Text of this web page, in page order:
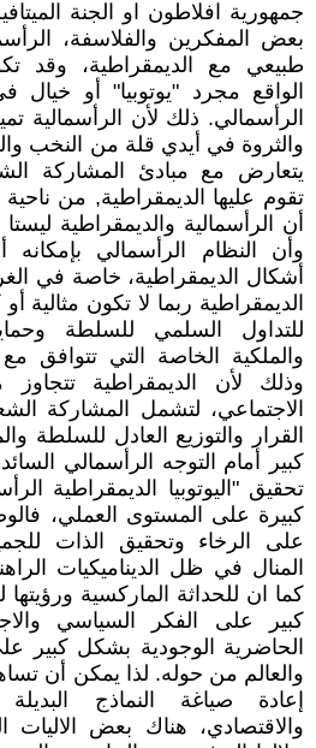
جمهورية افلاطون او الجنة
بعض المفكرين والفلاسفة،
طبيعي مع الديمقراطية، وقد
الواقع مجرد "يوتوبيا" أو
الرأسمالي. ذلك لأن الرأسمالية
والثروة في أيدي قلة من النخب
يتعارض مع مبادئ المشاركة
تقوم عليها الديمقراطية, من
أن الرأسمالية والديمقراطية
وأن النظام الرأسمالي
أشكال الديمقراطية، خاصة في
الديمقراطية ربما لا تكون مثالية
للتداول السلمي للسلطة
والملكية الخاصة التي تتوافق مع
وذلك لأن الديمقراطية
الاجتماعي، لتشمل المشاركة
القرار والتوزيع العادل للسلطة
كبير أمام التوجه الرأسمالي
تحقيق "اليوتوبيا الديمقراطية
كبيرة على المستوى العملي،
على الرخاء وتحقيق الذات
المنال في ظل الديناميكيات
كما ان للحداثة الماركسية ورؤيتها
كبير على الفكر السياسي
الحاضرية الوجودية بشكل كبير
والعالم من حوله. لذا يمكن أن
إعادة صياغة النماذج
والاقتصادي، هناك بعض